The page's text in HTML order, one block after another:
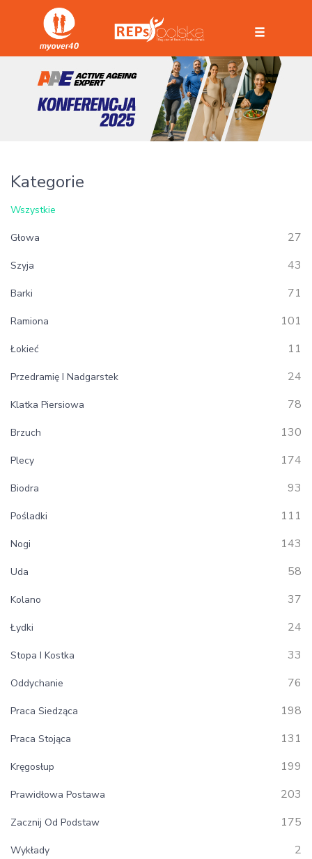
Kategorie
Wszystkie
Głowa 27
Szyja 43
Barki 71
Ramiona 101
Łokieć 11
Przedramię I Nadgarstek 24
Klatka Piersiowa 78
Brzuch 130
Plecy 174
Biodra 93
Pośladki 111
Nogi 143
Uda 58
Kolano 37
Łydki 24
Stopa I Kostka 33
Oddychanie 76
Praca Siedząca 198
Praca Stojąca 131
Kręgosłup 199
Prawidłowa Postawa 203
Zacznij Od Podstaw 175
Wykłady 2